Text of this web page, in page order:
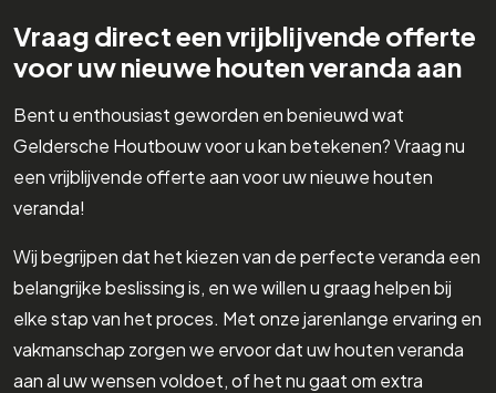
Vraag direct een vrijblijvende offerte
voor uw nieuwe houten veranda aan
Bent u enthousiast geworden en benieuwd wat
Geldersche Houtbouw voor u kan betekenen? Vraag nu
een vrijblijvende offerte aan voor uw nieuwe houten
veranda!
Wij begrijpen dat het kiezen van de perfecte veranda een
belangrijke beslissing is, en we willen u graag helpen bij
elke stap van het proces. Met onze jarenlange ervaring en
vakmanschap zorgen we ervoor dat uw houten veranda
aan al uw wensen voldoet, of het nu gaat om extra